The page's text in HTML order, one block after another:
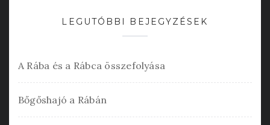
LEGUTÓBBI BEJEGYZÉSEK
A Rába és a Rábca összefolyása
Bőgőshajó a Rábán